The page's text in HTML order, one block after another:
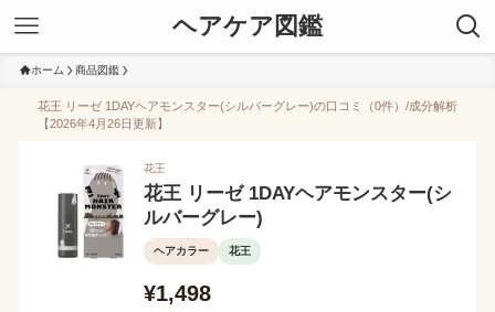
ヘアケア図鑑
ホーム 商品図鑑
花王 リーゼ 1DAYヘアモンスター(シルバーグレー)の口コミ（0件）/成分解析
【2026年4月26日更新】
花王
花王 リーゼ 1DAYヘアモンスター(シ
ルバーグレー)
ヘアカラー 花王
¥1,498